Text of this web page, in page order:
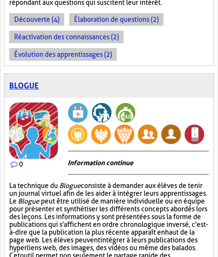
répondant aux questions qui suscitent leur intérêt.
Découverte (4) Élaboration de questions (2)
Réactivation des connaissances (2)
Évolution des apprentissages (2)
BLOGUE
0 Information continue
La technique du Blogueconsiste à demander aux élèves de tenir
un journal virtuel afin de les aider à intégrer leurs apprentissages.
Le Bloguepeut être utilisé de manière individuelle ou en équipe
pour présenter et synthétiser les différents concepts abordés lors
des leçons. Les informations y sont présentées sous la forme de
publications qui s'affichent en ordre chronologique inversé, c'est-
à-dire que la publication la plus récente apparaît en haut de la
page web. Les élèves peuvent intégrer à leurs publications des
hyperliens web, des images, des vidéos ou même des balados.